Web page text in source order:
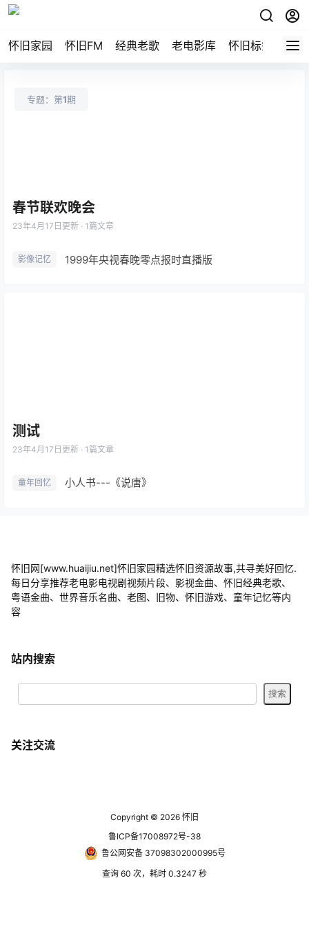
怀旧家园 怀旧FM 经典老歌 老电影库 怀旧标签 网
专题：第1期
春节联欢晚会
23年4月17日 更新 · 1篇文章
影像记忆 1999年央视春晚零点报时直播版
测试
23年4月17日 更新 · 1篇文章
童年回忆 小人书---《说唐》
怀旧网[www.huaijiu.net]怀旧家园精选怀旧资源故事,共寻美好回忆.
每日分享推荐老电影电视剧视频片段、影视金曲、怀旧经典老歌、
粤语金曲、世界音乐名曲、老图、旧物、怀旧游戏、童年记忆等内
容
站内搜索
关注交流
Copyright © 2026 怀旧
鲁ICP备17008972号-38
鲁公网安备 37098302000995号
查询 60 次，耗时 0.3247 秒